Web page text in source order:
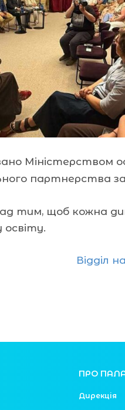
Міністерством
партнерства
тим, щоб кожна
освіту.
Відділ
ПРО
Дирекція